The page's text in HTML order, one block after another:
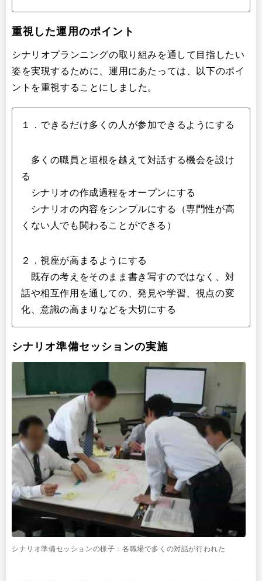
重視した運用のポイント
シナリオプランニングの取り組みを通して目指したい
姿を実現するために、運用にあたっては、以下のポイ
ントを重視することにしました。
１．できるだけ多くの人が参加できるようにする
多くの職員と垣根を越えて対話する機会を設け
る
シナリオの作成過程をオープンにする
シナリオの内容をシンプルにする（専門性が高
くない人でも関わることができる）
２．視座が高まるようにする
既存の考えをそのまま書き写すのではなく、対
話や相互作用を通しての、発見や学習、視点の変
化、意識の高まりなどを大切にする
シナリオ準備セッションの実施
シナリオ準備セッションの様子：各職場で多くの対話が行われた